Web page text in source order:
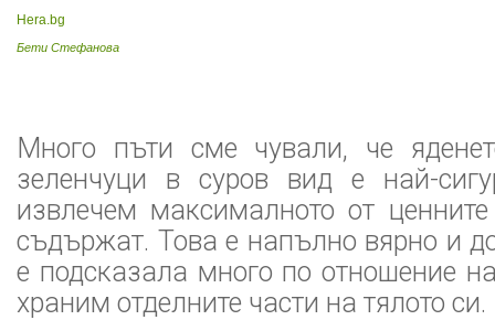
Hera.bg
Бети Стефанова
Много пъти сме чували, че
зеленчуци в суров вид е най-
извлечем максималното от
съдържат. Това е напълно вярно и
е подсказала много по отношение
храним отделните части на тялото си.